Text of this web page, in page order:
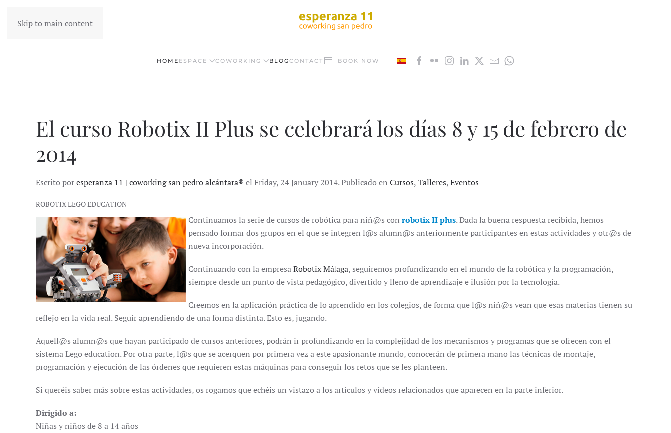
Skip to main content
HOME ESPACE COWORKING BLOGCONTACT BOOK NOW
El curso Robotix II Plus se celebrará los días 8 y 15 de febrero de
2014
Escrito poresperanza 11 | coworking san pedro alcántara® el Friday, 24 January 2014. Publicado en Cursos,Talleres,Eventos
ROBOTIX LEGO EDUCATION
Continuamos la serie de cursos de robótica para niñ@s con robotix II plus. Dada la buena respuesta recibida, hemos
pensado formar dos grupos en el que se integren l@s alumn@s anteriormente participantes en estas actividades y otr@s de
nueva incorporación.
Continuando con la empresaRobotix Málaga, seguiremos profundizando en el mundo de la robótica y la programación,
siempre desde un punto de vista pedagógico, divertido y lleno de aprendizaje e ilusión por la tecnología.
Creemos en la aplicación práctica de lo aprendido en los colegios, de forma que l@s niñ@s vean que esas materias tienen su
reflejo en la vida real. Seguir aprendiendo de una forma distinta. Esto es, jugando.
Aquell@s alumn@s que hayan participado de cursos anteriores, podrán ir profundizando en la complejidad de los mecanismos y programas que se ofrecen con el
sistema Lego education. Por otra parte, l@s que se acerquen por primera vez a este apasionante mundo, conocerán de primera mano las técnicas de montaje,
programación y ejecución de las órdenes que requieren estas máquinas para conseguir los retos que se les planteen.
Si queréis saber más sobre estas actividades, os rogamos que echéis un vistazo a los artículos y vídeos relacionados que aparecen en la parte inferior.
Dirigido a:
Niñas y niños de 8 a 14 años